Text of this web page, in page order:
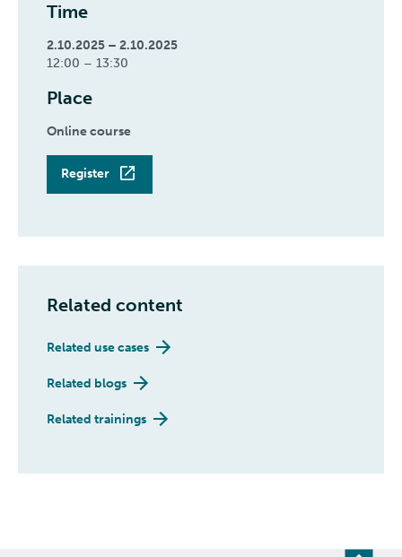
Time
2.10.2025 – 2.10.2025
12:00 – 13:30
Place
Online course
Register
Related content
Related use cases
Related blogs
Related trainings